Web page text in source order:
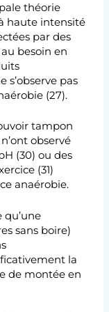
théorie
haute intensité
par des
besoin en
s’observe pas
(27).
tampon
observé
(30) ou des
(31)
anaérobie.
qu’une
sans boire)
la
de montée en